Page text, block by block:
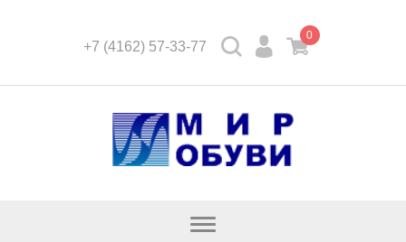
+7 (4162) 57-33-77
0
Открыть